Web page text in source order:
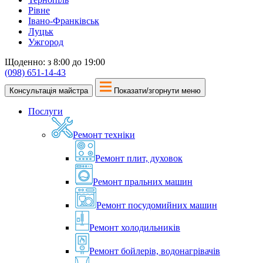
Рівне
Івано-Франківськ
Луцьк
Ужгород
Щоденно: з 8:00 до 19:00
(098) 651-14-43
Консультація майстра Показати/згорнути меню
Послуги
Ремонт техніки
Ремонт плит, духовок
Ремонт пральних машин
Ремонт посудомийних машин
Ремонт холодильників
Ремонт бойлерів, водонагрівачів